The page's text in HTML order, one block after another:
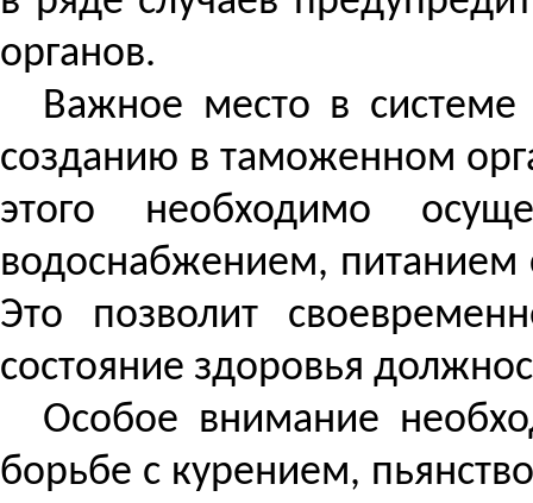
органов.
Важное место в системе
созданию в таможенном
этого необходимо
водоснабжением, питанием
Это позволит
состояние здоровья
Особое внимание
борьбе с курением,